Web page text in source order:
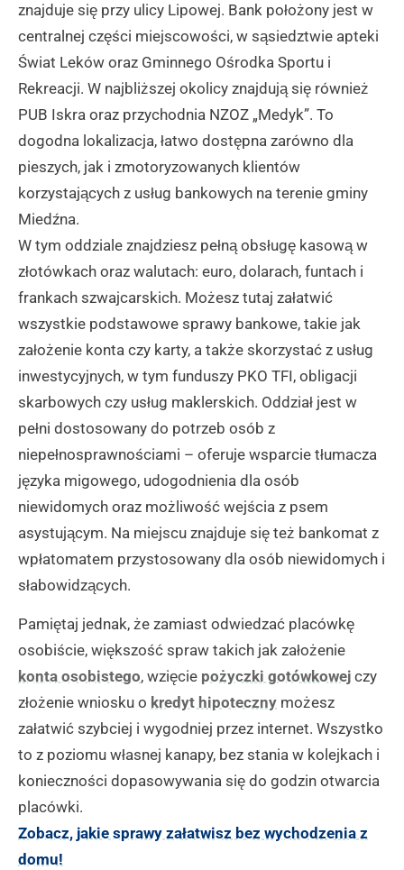
znajduje się przy ulicy Lipowej. Bank położony jest w
centralnej części miejscowości, w sąsiedztwie apteki
Świat Leków oraz Gminnego Ośrodka Sportu i
Rekreacji. W najbliższej okolicy znajdują się również
PUB Iskra oraz przychodnia NZOZ „Medyk”. To
dogodna lokalizacja, łatwo dostępna zarówno dla
pieszych, jak i zmotoryzowanych klientów
korzystających z usług bankowych na terenie gminy
Miedźna.
W tym oddziale znajdziesz pełną obsługę kasową w
złotówkach oraz walutach: euro, dolarach, funtach i
frankach szwajcarskich. Możesz tutaj załatwić
wszystkie podstawowe sprawy bankowe, takie jak
założenie konta czy karty, a także skorzystać z usług
inwestycyjnych, w tym funduszy PKO TFI, obligacji
skarbowych czy usług maklerskich. Oddział jest w
pełni dostosowany do potrzeb osób z
niepełnosprawnościami – oferuje wsparcie tłumacza
języka migowego, udogodnienia dla osób
niewidomych oraz możliwość wejścia z psem
asystującym. Na miejscu znajduje się też bankomat z
wpłatomatem przystosowany dla osób niewidomych i
słabowidzących.
Pamiętaj jednak, że zamiast odwiedzać placówkę
osobiście, większość spraw takich jak założenie
konta osobistego, wzięcie pożyczki gotówkowej czy
złożenie wniosku o kredyt hipoteczny możesz
załatwić szybciej i wygodniej przez internet. Wszystko
to z poziomu własnej kanapy, bez stania w kolejkach i
konieczności dopasowywania się do godzin otwarcia
placówki.
Zobacz, jakie sprawy załatwisz bez wychodzenia z
domu!